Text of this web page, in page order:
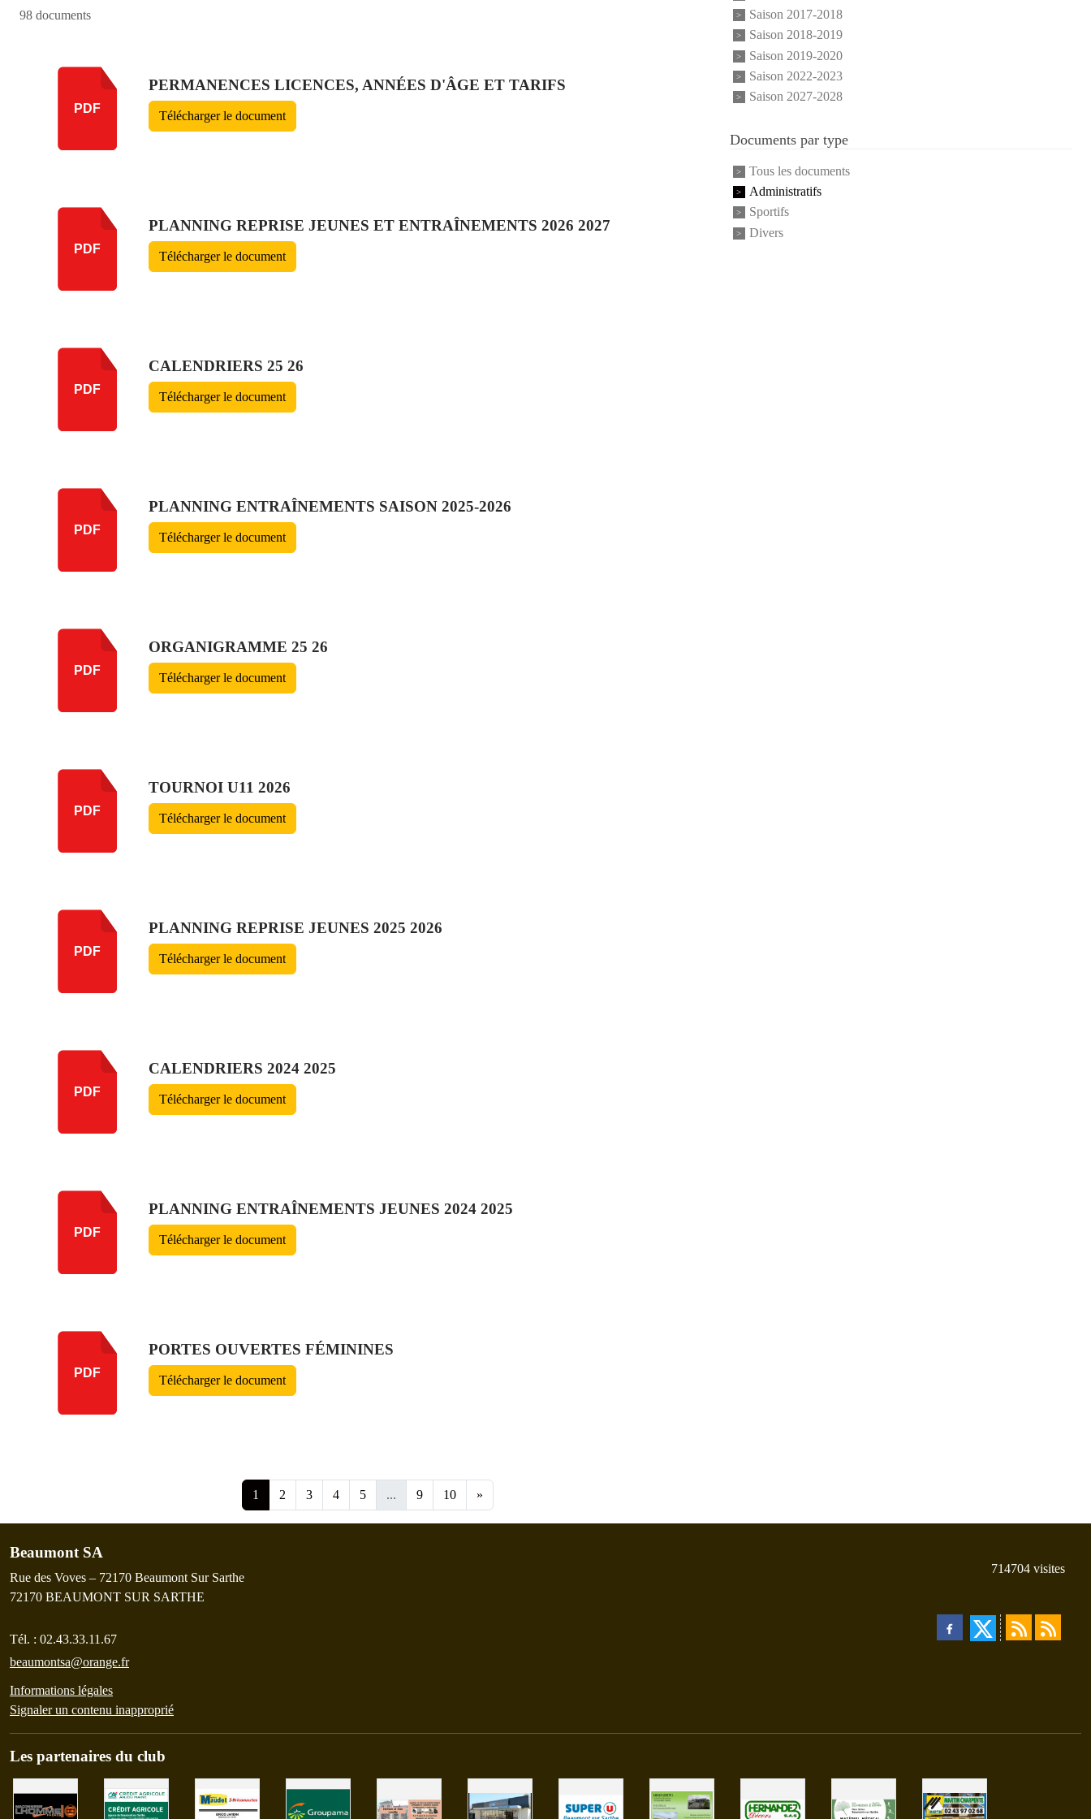
98 documents
PDF
PERMANENCES LICENCES, ANNÉES D'ÂGE ET TARIFS
Télécharger le document
PDF
PLANNING REPRISE JEUNES ET ENTRAÎNEMENTS 2026 2027
Télécharger le document
PDF
CALENDRIERS 25 26
Télécharger le document
PDF
PLANNING ENTRAÎNEMENTS SAISON 2025-2026
Télécharger le document
PDF
ORGANIGRAMME 25 26
Télécharger le document
PDF
TOURNOI U11 2026
Télécharger le document
PDF
PLANNING REPRISE JEUNES 2025 2026
Télécharger le document
PDF
CALENDRIERS 2024 2025
Télécharger le document
PDF
PLANNING ENTRAÎNEMENTS JEUNES 2024 2025
Télécharger le document
PDF
PORTES OUVERTES FÉMININES
Télécharger le document
1 2 3 4 5 ... 9 10 »
Saison 2017-2018
Saison 2018-2019
Saison 2019-2020
Saison 2022-2023
Saison 2027-2028
Documents par type
Tous les documents
Administratifs
Sportifs
Divers
Beaumont SA
Rue des Voves – 72170 Beaumont Sur Sarthe
72170 BEAUMONT SUR SARTHE
Tél. : 02.43.33.11.67
beaumontsa@orange.fr
Informations légales
Signaler un contenu inapproprié
714704 visites
Les partenaires du club